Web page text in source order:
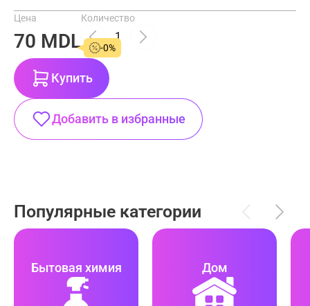
Цена
70 MDL -0%
Количество
Купить
Добавить в избранные
Популярные категории
Бытовая химия Дом